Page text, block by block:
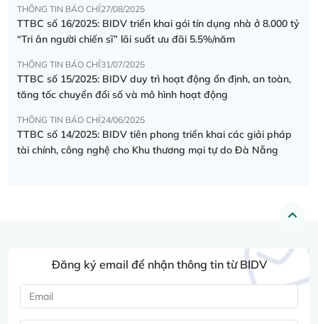
THÔNG TIN BÁO CHÍ27/08/2025
TTBC số 16/2025: BIDV triển khai gói tín dụng nhà ở 8.000 tỷ
“Tri ân người chiến sĩ” lãi suất ưu đãi 5.5%/năm
THÔNG TIN BÁO CHÍ31/07/2025
TTBC số 15/2025: BIDV duy trì hoạt động ổn định, an toàn,
tăng tốc chuyển đổi số và mô hình hoạt động
THÔNG TIN BÁO CHÍ24/06/2025
TTBC số 14/2025: BIDV tiên phong triển khai các giải pháp
tài chính, công nghệ cho Khu thương mại tự do Đà Nẵng
Đăng ký email để nhận thông tin từ BIDV